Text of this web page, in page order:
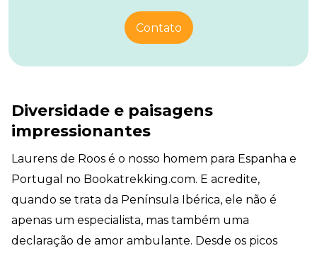
Contato
Diversidade e paisagens
impressionantes
Laurens de Roos é o nosso homem para Espanha e
Portugal no Bookatrekking.com. E acredite,
quando se trata da Península Ibérica, ele não é
apenas um especialista, mas também uma
declaração de amor ambulante. Desde os picos